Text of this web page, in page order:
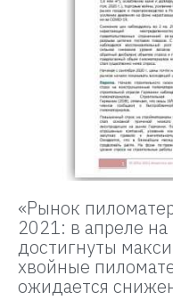
«Рынок
2021: в апреле
достигнуты
хвойные
ожидается